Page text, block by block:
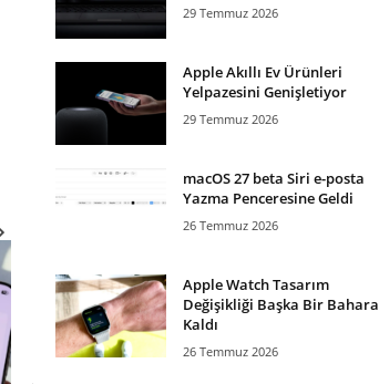
29 Temmuz 2026
Apple Akıllı Ev Ürünleri
Yelpazesini Genişletiyor
29 Temmuz 2026
macOS 27 beta Siri e-posta
Yazma Penceresine Geldi
26 Temmuz 2026
Apple Watch Tasarım
Değişikliği Başka Bir Bahara
Kaldı
26 Temmuz 2026